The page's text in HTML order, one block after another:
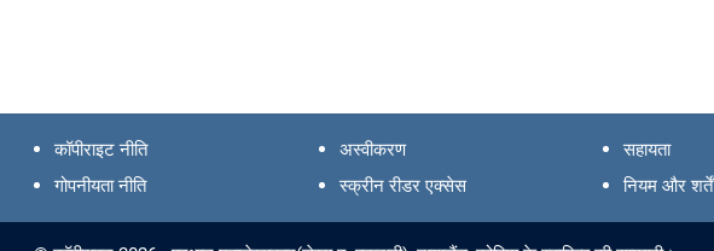
कॉपीराइट नीति अस्वीकरण सहायता
गोपनीयता नीति
स्क्रीन रीडर एक्सेस नियम और शर्तें